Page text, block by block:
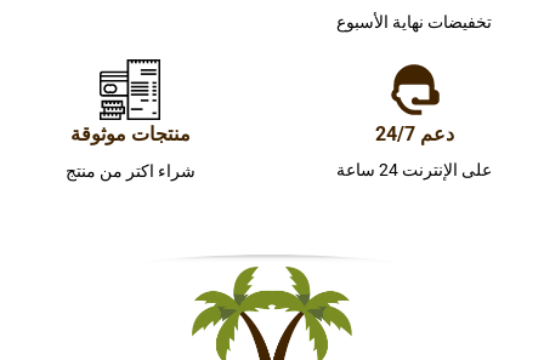
تخفيضات نهاية الأسبوع
دعم 24/7
على الإنترنت 24 ساعة
منتجات موثوقة
شراء اكتر من منتج